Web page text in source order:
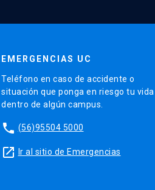
EMERGENCIAS UC
Teléfono en caso de accidente o
situación que ponga en riesgo tu vida
dentro de algún campus.
phone (56)95504 5000
launch Ir al sitio de Emergencias